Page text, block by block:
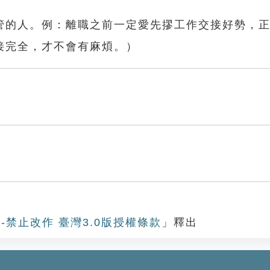
人。例：離職之前一定愛先摎工作交接好勢，
全，才不會有麻煩。）
止改作 臺灣3.0版授權條款 」釋出